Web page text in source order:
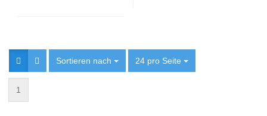
Sortieren nach
Sortieren nach 24 pro Seite
pro Seite
1